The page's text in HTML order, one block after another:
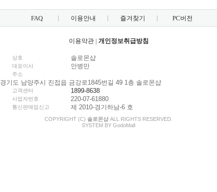
FAQ 이용안내 즐겨찾기 PC버전
이용약관| 개인정보취급방침
상호 솔로몬샵
대표이사 안병만
주소
경기도 남양주시 진접읍 금강로1845번길 49 1층 솔로몬샵
고객센터 1899-8638
사업자번호 220-07-61880
통신판매업신고 제 2010-경기하남-6 호
COPYRIGHT (C) 솔로몬샵 ALL RIGHTS RESERVED.
SYSTEM BY GodoMall